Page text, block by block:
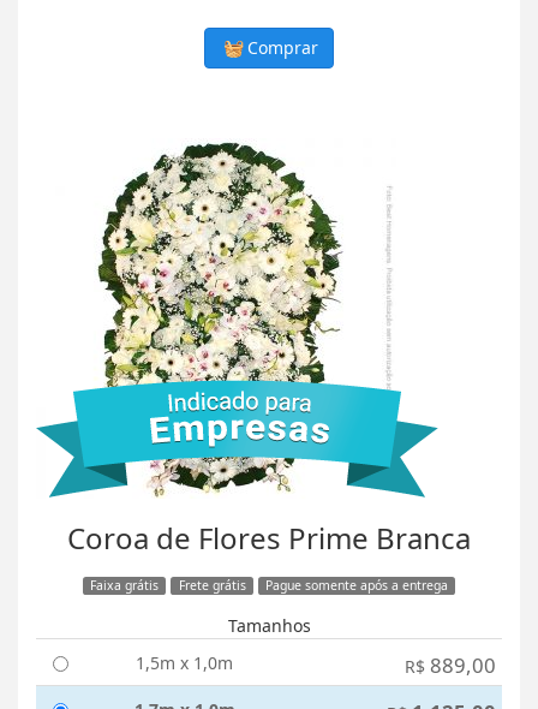
Comprar
Coroa de Flores Prime Branca
Faixa grátis Frete grátis Pague somente após a entrega
Tamanhos
1,5m x 1,0m
R$ 889,00